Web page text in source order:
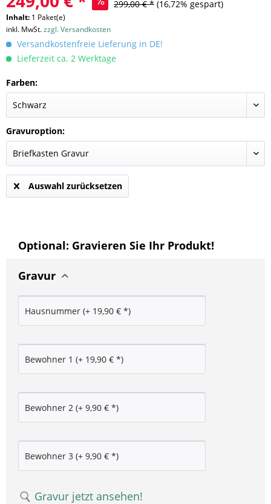
299,00 € * (16,72% gespart)
Inhalt: 1 Paket(e)
inkl. MwSt.zzgl. Versandkosten
Versandkostenfreie Lieferung in DE!
Lieferzeit ca. 2 Werktage
Farben:
Gravuroption:
Auswahl zurücksetzen
Optional: Gravieren Sie Ihr Produkt!
Gravur
Gravur jetzt ansehen!